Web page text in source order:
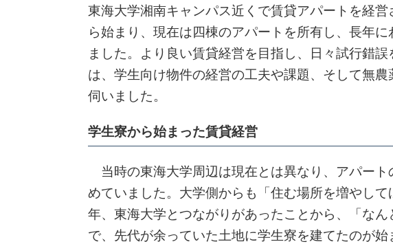
東海大学湘南キャンパス近くで賃貸アパートを経
ら始まり、現在は四棟のアパートを所有し、長年
ました。より良い賃貸経営を目指し、日々試行錯
は、学生向け物件の経営の工夫や課題、そして無
伺いました。
学生寮から始まった賃貸経営
当時の東海大学周辺は現在とは異なり、アパー
めていました。大学側からも「住む場所を増やし
年、東海大学とつながりがあったことから、「な
で、先代が余っていた土地に学生寮を建てたのが始